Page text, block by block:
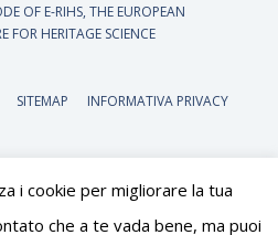
OF E-RIHS, THE EUROPEAN
FOR HERITAGE SCIENCE
SITEMAP INFORMATIVA PRIVACY
i cookie per migliorare la tua
che a te vada bene, ma puoi